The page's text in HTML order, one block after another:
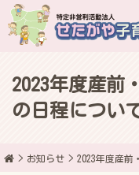
子育てしながら街に
2023年度産前
の日程につい
お知らせ 2023年度産前